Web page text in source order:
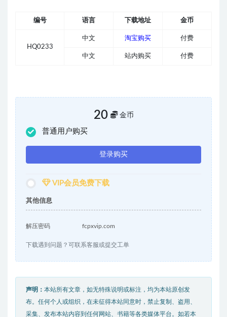
编号 语言 下载地址 金币
HQ0233
中文 淘宝购买 付费
中文 站内购买 付费
20 金币
普通用户购买
登录购买
VIP会员免费下载
其他信息
解压密码 fcpxvip.com
下载遇到问题？可联系客服或提交工单
声明： 本站所有文章，如无特殊说明或标注，均为本站原创发
布。任何个人或组织，在未征得本站同意时，禁止复制、盗用、
采集、发布本站内容到任何网站、书籍等各类媒体平台。如若本